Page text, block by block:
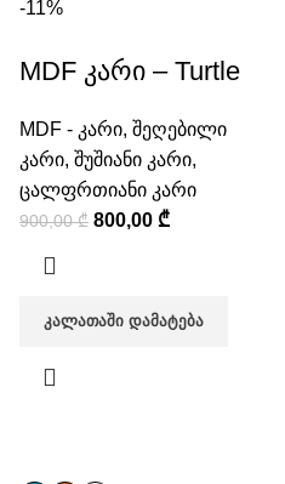
-11%
MDF კარი – Turtle
MDF - კარი, შეღებილი
კარი, შუშიანი კარი,
ცალფრთიანი კარი
900,00₾ 800,00 ₾
ᲙᲐᲚᲐᲗᲐᲨᲘ ᲓᲐᲛᲐᲢᲔᲑᲐ